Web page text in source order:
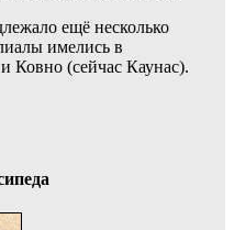
ещё несколько
имелись в
Ковно (сейчас Каунас).